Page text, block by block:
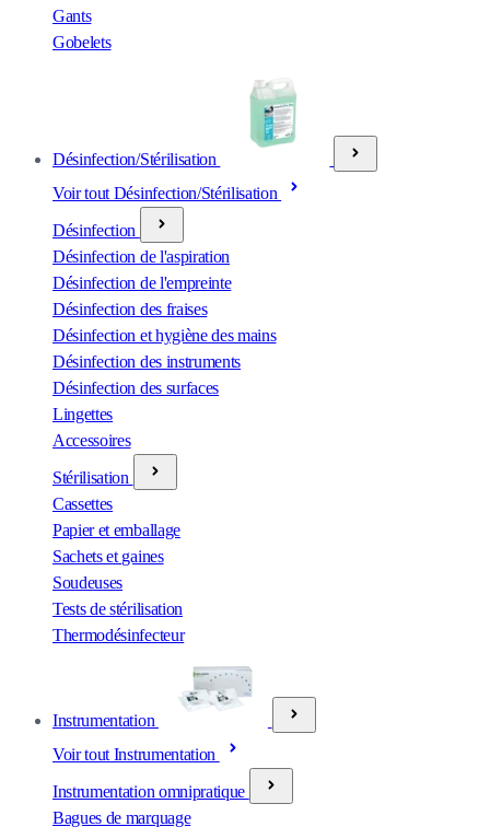
Gants
Gobelets
Désinfection/Stérilisation
Voir tout Désinfection/Stérilisation
Désinfection
Désinfection de l'aspiration
Désinfection de l'empreinte
Désinfection des fraises
Désinfection et hygiène des mains
Désinfection des instruments
Désinfection des surfaces
Lingettes
Accessoires
Stérilisation
Cassettes
Papier et emballage
Sachets et gaines
Soudeuses
Tests de stérilisation
Thermodésinfecteur
Instrumentation
Voir tout Instrumentation
Instrumentation omnipratique
Bagues de marquage